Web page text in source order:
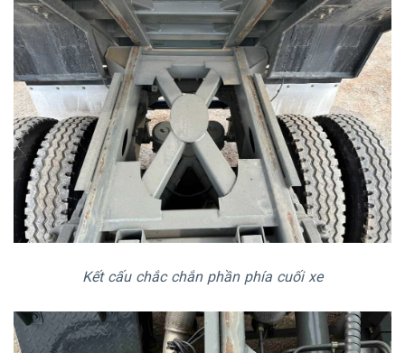
Kết cấu chắc chắn phần phía cuối xe